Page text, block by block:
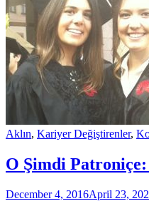
Aklın, Kariyer Değiştirenler,
O Şimdi
December 4, 2016April 23,